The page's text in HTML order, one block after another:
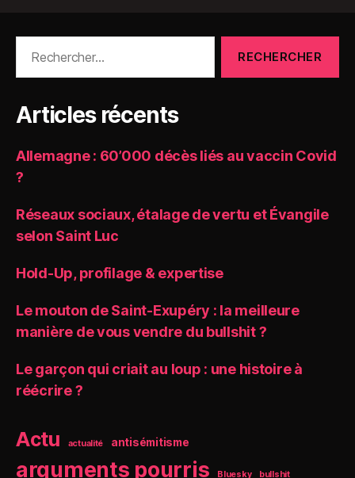
Articles récents
Allemagne : 60’000 décès liés au vaccin Covid
?
Réseaux sociaux, étalage de vertu et Évangile
selon Saint Luc
Hold-Up, profilage & expertise
Le mouton de Saint-Exupéry : la meilleure
manière de vous vendre du bullshit ?
Le garçon qui criait au loup : une histoire à
réécrire ?
Actu actualité antisémitisme
arguments pourris Bluesky bullshit